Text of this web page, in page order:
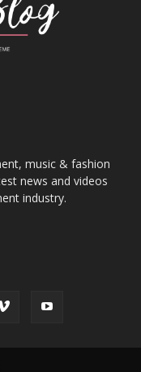
music & fashion
news and videos
industry.